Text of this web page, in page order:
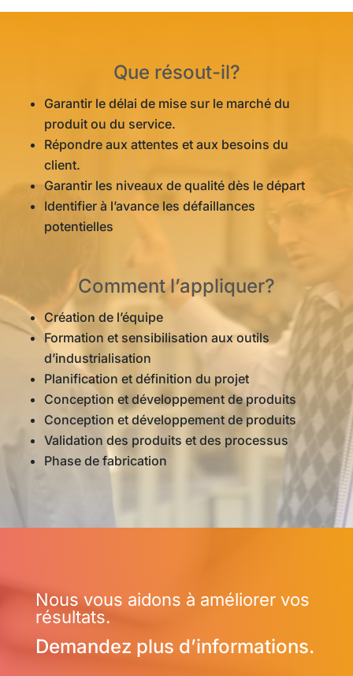
Que résout-il?
Garantir le délai de mise sur le marché du
produit ou du service.
Répondre aux attentes et aux besoins du
client.
Garantir les niveaux de qualité dès le départ
Identifier à l’avance les défaillances
potentielles
Comment l’appliquer?
Création de l’équipe
Formation et sensibilisation aux outils
d’industrialisation
Planification et définition du projet
Conception et développement de produits
Conception et développement de produits
Validation des produits et des processus
Phase de fabrication
Nous vous aidons à améliorer vos
résultats.
Demandez plus d’informations.